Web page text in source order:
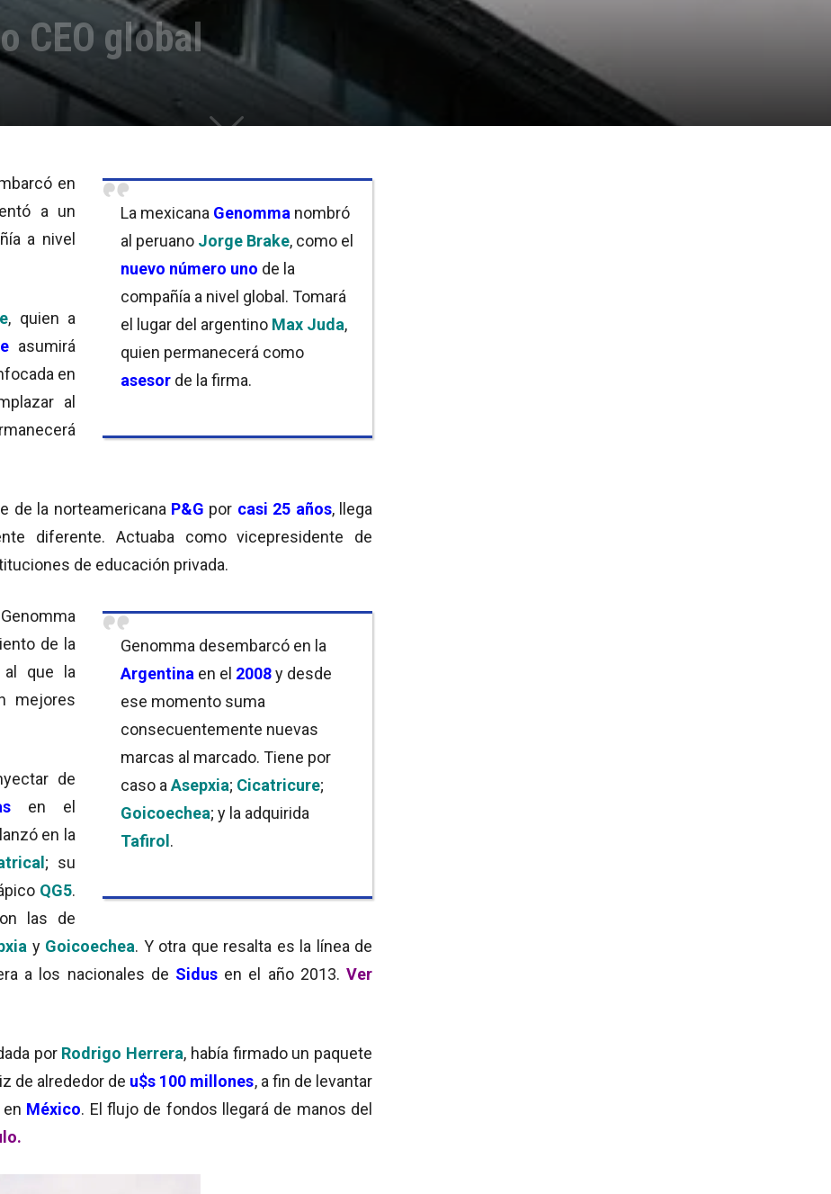
CEO global
La mexicana Genomma nombró
al peruano Jorge Brake, como el
nuevo número uno de la
compañía a nivel global. Tomará
el lugar del argentino Max Juda,
quien permanecerá como
asesor de la firma.
en
a un
a nivel
, quien a
asumirá
en
al
de la norteamericana P&G por casi 25 años, llega
diferente. Actuaba como vicepresidente de
de educación privada.
Genomma desembarcó en la
Argentina en el 2008y desde
ese momento suma
consecuentemente nuevas
marcas al marcado. Tiene por
caso a Asepxia; Cicatricure;
Goicoechea; y la adquirida
Tafirol.
de la
que la
mejores
de
en el
en la
; su
QG5.
las de
y Goicoechea. Y otra que resalta es la línea de
a los nacionales de Sidus en el año 2013.Ver
por Rodrigo Herrera, había firmado un paquete
de alrededor de u$s 100 millones, a fin de levantar
México. El flujo de fondos llegará de manos del